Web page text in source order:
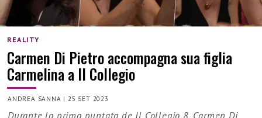
REALITY
Carmen Di Pietro accompagna sua figlia
Carmelina a Il Collegio
ANDREA SANNA | 25 SET 2023